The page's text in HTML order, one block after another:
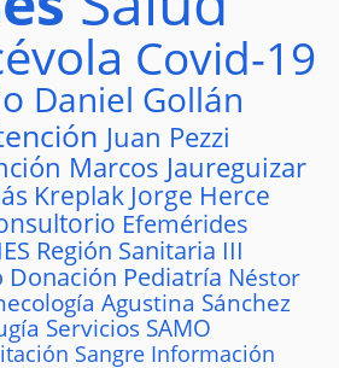
Covid-19
Daniel Gollán
Juan Pezzi
Marcos Jaureguizar
Kreplak Jorge Herce
Efemérides
Región Sanitaria III
Donación Pediatría Néstor
Agustina Sánchez
Servicios SAMO
Sangre Información